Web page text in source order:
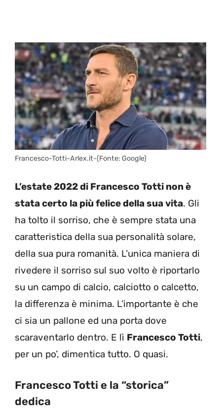
Francesco-Totti-Arlex.it-(Fonte: Google)
L’estate 2022 di Francesco Totti non è
stata certo la più felice della sua vita. Gli
ha tolto il sorriso, che è sempre stata una
caratteristica della sua personalità solare,
della sua pura romanità. L’unica maniera di
rivedere il sorriso sul suo volto è riportarlo
su un campo di calcio, calciotto o calcetto,
la differenza è minima. L’importante è che
ci sia un pallone ed una porta dove
scaraventarlo dentro. E lì Francesco Totti,
per un po’, dimentica tutto. O quasi.
Francesco Totti e la “storica”
dedica